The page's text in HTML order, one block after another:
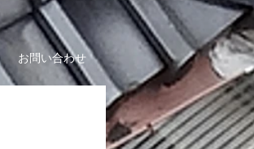
お問い合わせ